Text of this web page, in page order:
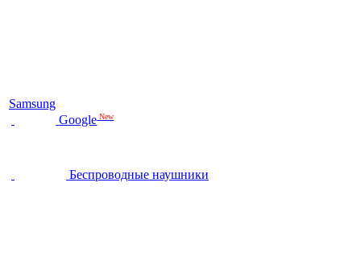
Samsung
Google New
Беспроводные наушники